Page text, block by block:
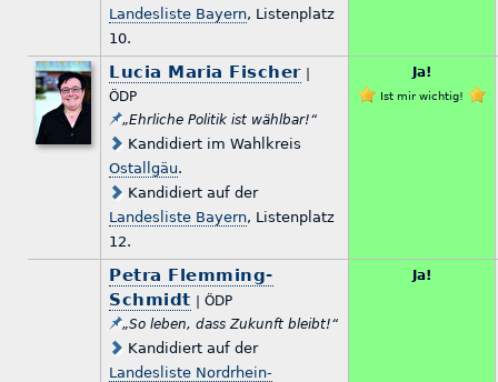
Landesliste Bayern, Listenplatz
10.
Lucia Maria Fischer|
ÖDP
„Ehrliche Politik ist wählbar!“
Kandidiert im Wahlkreis
Ostallgäu.
Kandidiert auf der
Landesliste Bayern, Listenplatz
12.
Ja!
Ist mir wichtig!
Petra Flemming-
Schmidt | ÖDP
„So leben, dass Zukunft bleibt!“
Kandidiert auf der
Landesliste Nordrhein-
Ja!